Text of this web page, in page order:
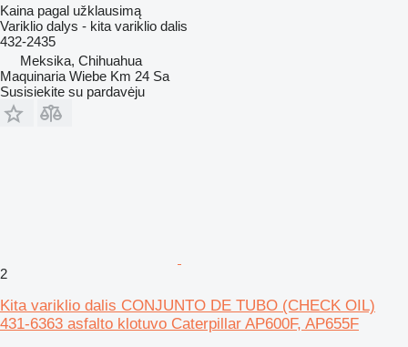
Kaina pagal užklausimą
Variklio dalys - kita variklio dalis
432-2435
Meksika, Chihuahua
Maquinaria Wiebe Km 24 Sa
Susisiekite su pardavėju
2
Kita variklio dalis CONJUNTO DE TUBO (CHECK OIL)
431-6363 asfalto klotuvo Caterpillar AP600F, AP655F